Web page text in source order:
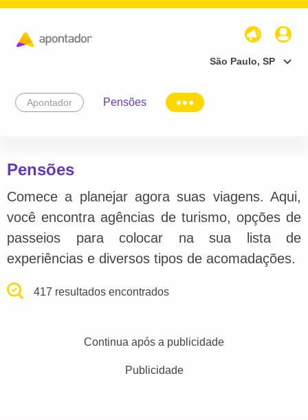
São Paulo, SP
Apontador Pensões
Pensões
Comece a planejar agora suas viagens. Aqui,
você encontra agências de turismo, opções de
passeios para colocar na sua lista de
experiências e diversos tipos de acomadações.
417 resultados encontrados
Continua após a publicidade
Publicidade